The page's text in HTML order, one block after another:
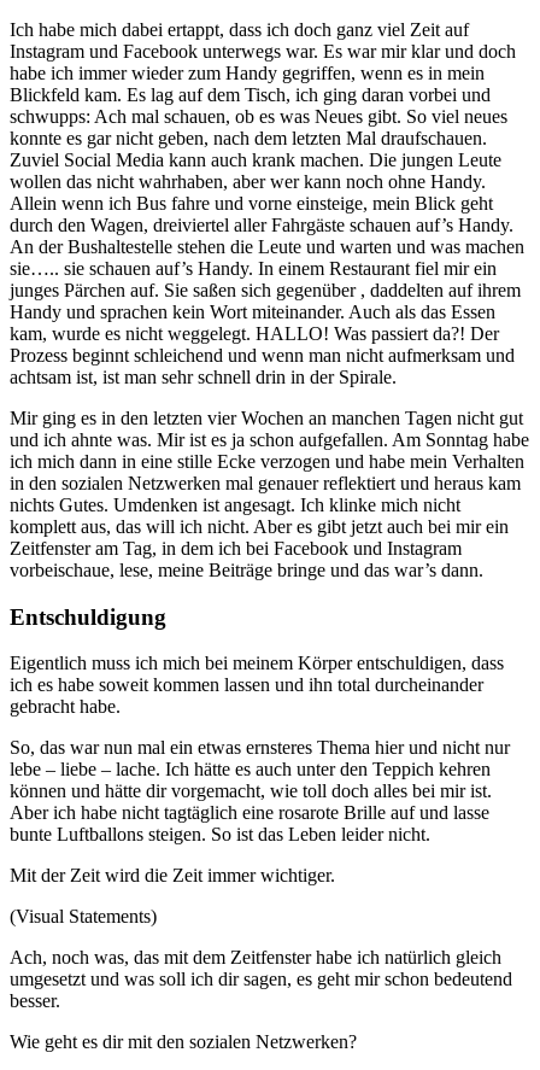
Ich habe mich dabei ertappt, dass ich doch ganz viel Zeit auf
Instagram und Facebook unterwegs war. Es war mir klar und doch
habe ich immer wieder zum Handy gegriffen, wenn es in mein
Blickfeld kam. Es lag auf dem Tisch, ich ging daran vorbei und
schwupps: Ach mal schauen, ob es was Neues gibt. So viel neues
konnte es gar nicht geben, nach dem letzten Mal draufschauen.
Zuviel Social Media kann auch krank machen. Die jungen Leute
wollen das nicht wahrhaben, aber wer kann noch ohne Handy.
Allein wenn ich Bus fahre und vorne einsteige, mein Blick geht
durch den Wagen, dreiviertel aller Fahrgäste schauen auf’s Handy.
An der Bushaltestelle stehen die Leute und warten und was machen
sie….. sie schauen auf’s Handy. In einem Restaurant fiel mir ein
junges Pärchen auf. Sie saßen sich gegenüber , daddelten auf ihrem
Handy und sprachen kein Wort miteinander. Auch als das Essen
kam, wurde es nicht weggelegt. HALLO! Was passiert da?! Der
Prozess beginnt schleichend und wenn man nicht aufmerksam und
achtsam ist, ist man sehr schnell drin in der Spirale.
Mir ging es in den letzten vier Wochen an manchen Tagen nicht gut
und ich ahnte was. Mir ist es ja schon aufgefallen. Am Sonntag habe
ich mich dann in eine stille Ecke verzogen und habe mein Verhalten
in den sozialen Netzwerken mal genauer reflektiert und heraus kam
nichts Gutes. Umdenken ist angesagt. Ich klinke mich nicht
komplett aus, das will ich nicht. Aber es gibt jetzt auch bei mir ein
Zeitfenster am Tag, in dem ich bei Facebook und Instagram
vorbeischaue, lese, meine Beiträge bringe und das war’s dann.
Entschuldigung
Eigentlich muss ich mich bei meinem Körper entschuldigen, dass
ich es habe soweit kommen lassen und ihn total durcheinander
gebracht habe.
So, das war nun mal ein etwas ernsteres Thema hier und nicht nur
lebe – liebe – lache. Ich hätte es auch unter den Teppich kehren
können und hätte dir vorgemacht, wie toll doch alles bei mir ist.
Aber ich habe nicht tagtäglich eine rosarote Brille auf und lasse
bunte Luftballons steigen. So ist das Leben leider nicht.
Mit der Zeit wird die Zeit immer wichtiger.
(Visual Statements)
Ach, noch was, das mit dem Zeitfenster habe ich natürlich gleich
umgesetzt und was soll ich dir sagen, es geht mir schon bedeutend
besser.
Wie geht es dir mit den sozialen Netzwerken?